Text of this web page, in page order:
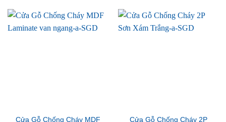
Cửa Gỗ Chống Cháy MDF Cửa Gỗ Chống Cháy 2P